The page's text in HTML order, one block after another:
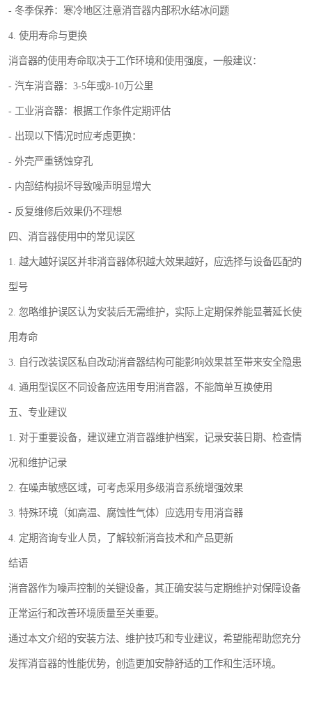
- 冬季保养：寒冷地区注意消音器内部积水结冰问题
4. 使用寿命与更换
消音器的使用寿命取决于工作环境和使用强度，一般建议：
- 汽车消音器：3-5年或8-10万公里
- 工业消音器：根据工作条件定期评估
- 出现以下情况时应考虑更换：
- 外壳严重锈蚀穿孔
- 内部结构损坏导致噪声明显增大
- 反复维修后效果仍不理想
四、消音器使用中的常见误区
1. 越大越好误区并非消音器体积越大效果越好，应选择与设备匹配的
型号
2. 忽略维护误区认为安装后无需维护，实际上定期保养能显著延长使
用寿命
3. 自行改装误区私自改动消音器结构可能影响效果甚至带来安全隐患
4. 通用型误区不同设备应选用专用消音器，不能简单互换使用
五、专业建议
1. 对于重要设备，建议建立消音器维护档案，记录安装日期、检查情
况和维护记录
2. 在噪声敏感区域，可考虑采用多级消音系统增强效果
3. 特殊环境（如高温、腐蚀性气体）应选用专用消音器
4. 定期咨询专业人员，了解较新消音技术和产品更新
结语
消音器作为噪声控制的关键设备，其正确安装与定期维护对保障设备
正常运行和改善环境质量至关重要。
通过本文介绍的安装方法、维护技巧和专业建议，希望能帮助您充分
发挥消音器的性能优势，创造更加安静舒适的工作和生活环境。